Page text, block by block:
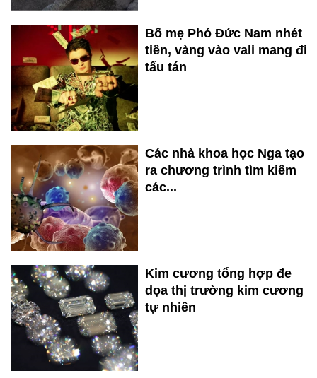
Bố mẹ Phó Đức Nam nhét
tiền, vàng vào vali mang đi
tẩu tán
Các nhà khoa học Nga tạo
ra chương trình tìm kiếm
các...
Kim cương tổng hợp đe
dọa thị trường kim cương
tự nhiên